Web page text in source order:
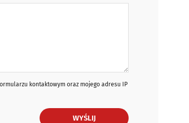
kontaktowym oraz mojego adresu IP
WYŚLIJ